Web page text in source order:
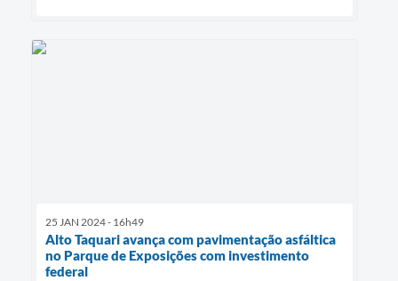
25 JAN 2024 - 16h49
Alto Taquari avança com pavimentação asfáltica
no Parque de Exposições com investimento
federal